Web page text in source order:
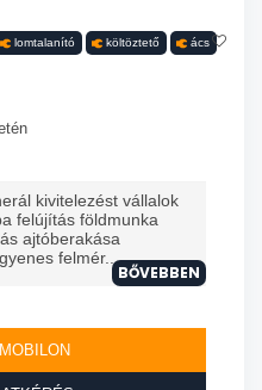
lomtalanító költöztető ács
kivitelezést vállalok
felújítás földmunka
ajtóberakása
felmér...
BŐVEBBEN